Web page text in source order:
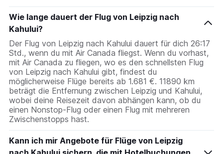
Wie lange dauert der Flug von Leipzig nach
Kahului?
Der Flug von Leipzig nach Kahului dauert für dich 26:17
Std., wenn du mit Air Canada fliegst. Wenn du vorhast,
mit Air Canada zu fliegen, wo es den schnellsten Flug
von Leipzig nach Kahului gibt, findest du
möglicherweise Flüge bereits ab 1.681 €. 11890 km
beträgt die Entfernung zwischen Leipzig und Kahului,
wobei deine Reisezeit davon abhängen kann, ob du
einen Nonstop-Flug oder einen Flug mit mehreren
Zwischenstopps hast.
Kann ich mir Angebote für Flüge von Leipzig